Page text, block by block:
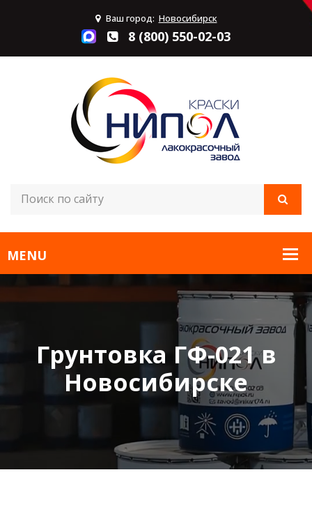
Ваш город: Новосибирск
8 (800) 550-02-03
Грунтовка ГФ-021 в
Новосибирске